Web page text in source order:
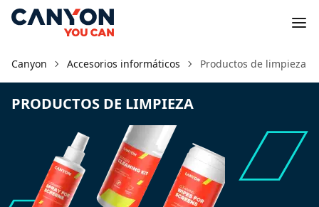
Canyon Accesorios informáticos Productos de limpieza
PRODUCTOS DE LIMPIEZA